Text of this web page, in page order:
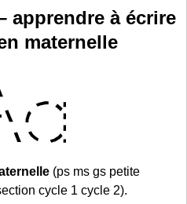
apprendre à écrire
maternelle
(ps ms gs petite
cycle 1 cycle 2).